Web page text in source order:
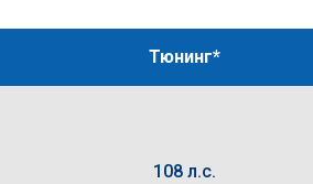
Тюнинг*
108 л.с.